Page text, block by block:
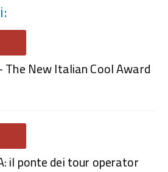
The New Italian Cool Award
il ponte dei tour operator